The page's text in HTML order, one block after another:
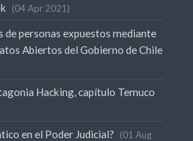
04 Apr 2021
de personas expuestos mediante
Abiertos del Gobierno de Chile
Hacking, capítulo Temuco
en el Poder Judicial?
01 Aug